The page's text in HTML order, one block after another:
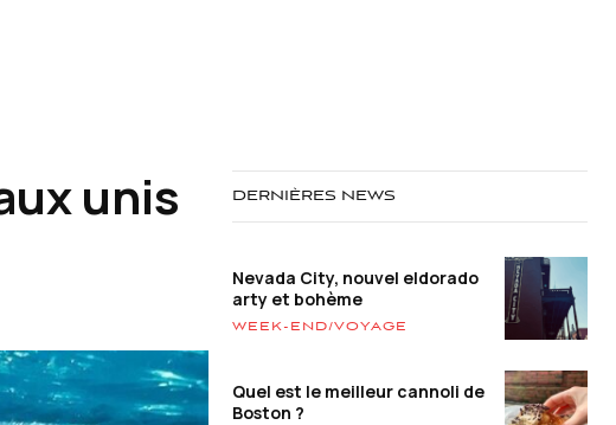
unis
DERNIÈRES NEWS
Nevada City, nouvel eldorado
arty et bohème
WEEK-END/VOYAGE
Quel est le meilleur cannoli de
Boston ?